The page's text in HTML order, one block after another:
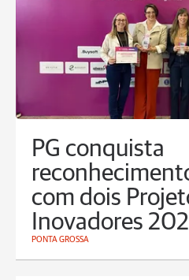
PG conquista
com dois
Inovadores
PONTA GROSSA